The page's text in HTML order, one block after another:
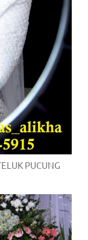
PUCUNG